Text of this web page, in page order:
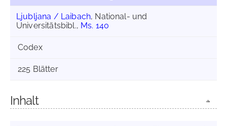
Ljubljana / Laibach, National- und
Universitätsbibl., Ms. 140
Codex
225 Blätter
Inhalt